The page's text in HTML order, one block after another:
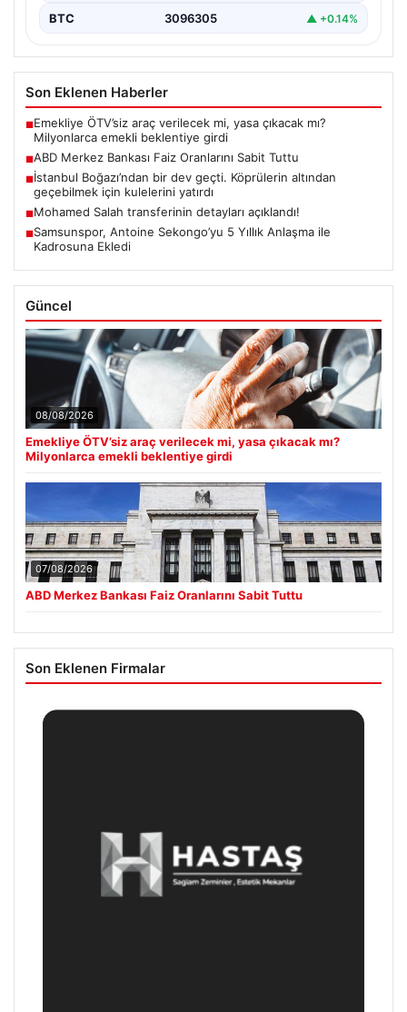
BTC 3096305 ▲ +0.14%
Son Eklenen Haberler
■Emekliye ÖTV’siz araç verilecek mi, yasa çıkacak mı?
Milyonlarca emekli beklentiye girdi
■ABD Merkez Bankası Faiz Oranlarını Sabit Tuttu
■İstanbul Boğazı’ndan bir dev geçti. Köprülerin altından
geçebilmek için kulelerini yatırdı
■Mohamed Salah transferinin detayları açıklandı!
■Samsunspor, Antoine Sekongo’yu 5 Yıllık Anlaşma ile
Kadrosuna Ekledi
Güncel
08/08/2026
Emekliye ÖTV’siz araç verilecek mi, yasa çıkacak mı?
Milyonlarca emekli beklentiye girdi
07/08/2026
ABD Merkez Bankası Faiz Oranlarını Sabit Tuttu
Son Eklenen Firmalar